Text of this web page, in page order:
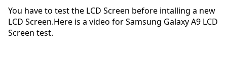
You have to test the LCD Screen before intalling a new
LCD Screen.Here is a video for Samsung Galaxy A9 LCD
Screen test.